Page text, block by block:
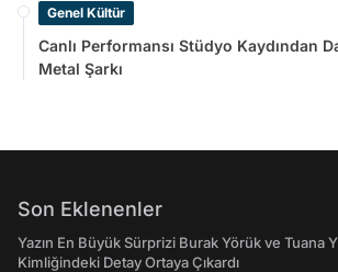
Genel Kültür
Canlı Performansı Stüdyo Kaydından
Metal Şarkı
Son Eklenenler
Yazın En Büyük Sürprizi Burak Yörük ve Tuana
Kimliğindeki Detay Ortaya Çıkardı